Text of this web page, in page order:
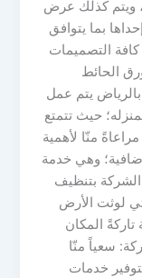
ويتم كذلك عرض
بما يتوافق
التصميمات
الحائط
يتم عمل
حيث تتمتع
منّا لأهمية
وهي خدمة
بتنظيف
لوثت الأرض
تاركةً المكان
سعياً منّا
خدمات